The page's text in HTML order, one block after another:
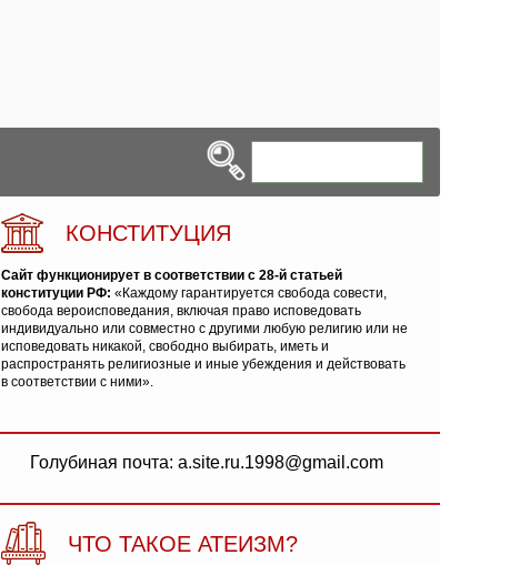
КОНСТИТУЦИЯ
Сайт функционирует в соответствии с 28-й статьей
конституции РФ: «Каждому гарантируется свобода совести,
свобода вероисповедания, включая право исповедовать
индивидуально или совместно с другими любую религию или не
исповедовать никакой, свободно выбирать, иметь и
распространять религиозные и иные убеждения и действовать
в соответствии с ними».
Голубиная почта: a.site.ru.1998@gmail.com
ЧТО ТАКОЕ АТЕИЗМ?